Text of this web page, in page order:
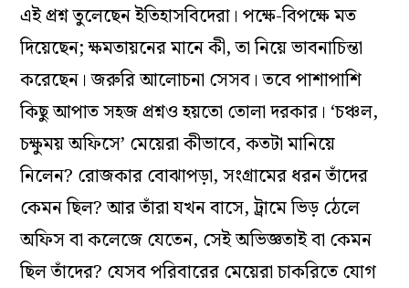
এই প্রশ্ন তুলেছেন ইতিহাসবিদেরা। পক্ষে-বিপক্ষে মত
দিয়েছেন; ক্ষমতায়নের মানে কী, তা নিয়ে ভাবনাচিন্তা
করেছেন। জরুরি আলোচনা সেসব। তবে পাশাপাশি
কিছু আপাত সহজ প্রশ্নও হয়তো তোলা দরকার। ‘চঞ্চল,
চক্ষুময় অফিসে’ মেয়েরা কীভাবে, কতটা মানিয়ে
নিলেন? রোজকার বোঝাপড়া, সংগ্রামের ধরন তাঁদের
কেমন ছিল? আর তাঁরা যখন বাসে, ট্রামে ভিড় ঠেলে
অফিস বা কলেজে যেতেন, সেই অভিজ্ঞতাই বা কেমন
ছিল তাঁদের? যেসব পরিবারের মেয়েরা চাকরিতে যোগ